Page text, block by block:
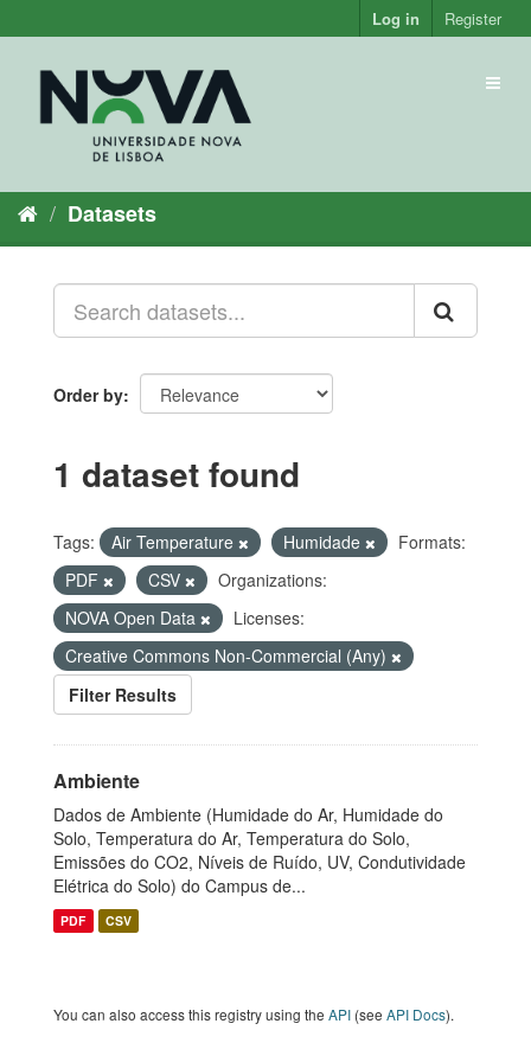
to
Log in Register
Datasets
Order by
1 dataset found
Tags: Air Temperature Humidade
Formats:
PDF
CSV
Organizations:
NOVA Open Data
Licenses:
Creative Commons Non-Commercial (Any)
Filter Results
Ambiente
Dados de Ambiente (Humidade do Ar, Humidade do
Solo, Temperatura do Ar, Temperatura do Solo,
Emissões do CO2, Níveis de Ruído, UV, Condutividade
Elétrica do Solo) do Campus de...
PDF CSV
You can also access this registry using the API (see API Docs).